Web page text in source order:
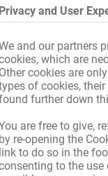
Privacy and User
and our partners
which are
Other cookies are
of cookies,
further down
are free to give,
by re-opening the
link to do so in the
to the use